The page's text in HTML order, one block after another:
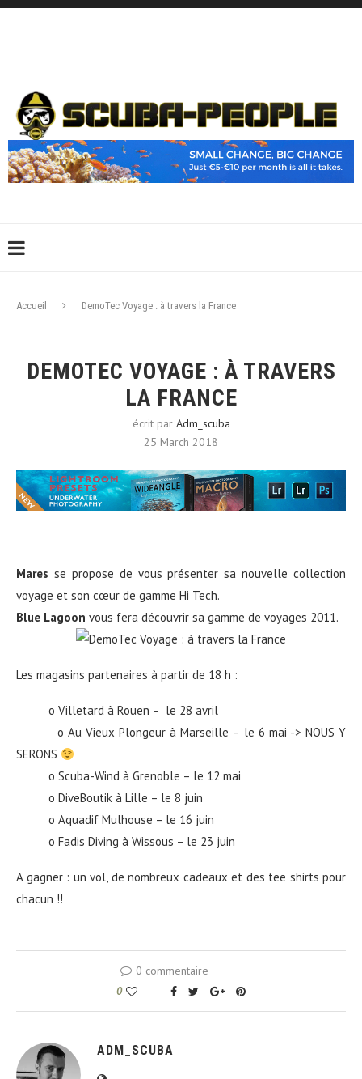
Accueil DemoTec Voyage : à travers la France
DEMOTEC VOYAGE : À TRAVERS
LA FRANCE
écrit par Adm_scuba
25 March 2018
Mares se propose de vous présenter sa nouvelle collection
voyage et son cœur de gamme Hi Tech.
Blue Lagoon vous fera découvrir sa gamme de voyages 2011.
Les magasins partenaires à partir de 18 h :
o Villetard à Rouen – le 28 avril
o Au Vieux Plongeur à Marseille – le 6 mai -> NOUS Y
SERONS
o Scuba-Wind à Grenoble – le 12 mai
o DiveBoutik à Lille – le 8 juin
o Aquadif Mulhouse – le 16 juin
o Fadis Diving à Wissous – le 23 juin
A gagner : un vol, de nombreux cadeaux et des tee shirts pour
chacun !!
0 commentaire
0
ADM_SCUBA